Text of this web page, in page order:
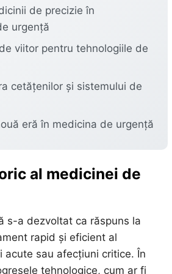
de precizie în
urgență
viitor pentru tehnologiile de
cetățenilor și sistemului de
eră în medicina de urgență
al medicinei de
s-a dezvoltat ca răspuns la
rapid și eficient al
acute sau afecțiuni critice. În
tehnologice, cum ar fi